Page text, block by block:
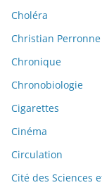
Choléra
Christian Perronne
Chronique
Chronobiologie
Cigarettes
Cinéma
Circulation
Cité des Sciences